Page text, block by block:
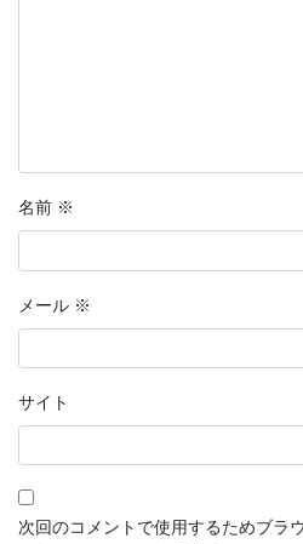
名前 ※
メール ※
サイト
次回のコメントで使用するためブラ